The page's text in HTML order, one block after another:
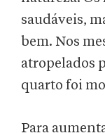
saudáveis,
bem. Nos
atropelados
quarto foi
Para